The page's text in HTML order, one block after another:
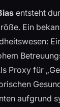
entsteht
Ein
Proxy für
aufgrund